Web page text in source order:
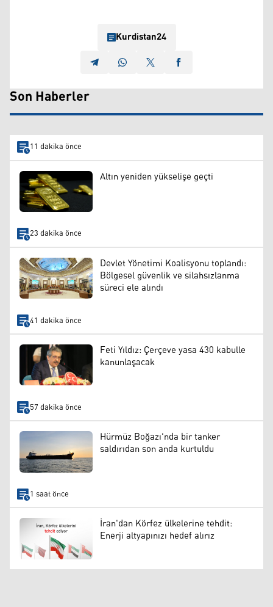
Kurdistan24
Son Haberler
11 dakika önce
Altın yeniden yükselişe geçti
23 dakika önce
Devlet Yönetimi Koalisyonu toplandı:
Bölgesel güvenlik ve silahsızlanma
süreci ele alındı
41 dakika önce
Feti Yıldız: Çerçeve yasa 430 kabulle
kanunlaşacak
57 dakika önce
Hürmüz Boğazı'nda bir tanker
saldırıdan son anda kurtuldu
1 saat önce
İran'dan Körfez ülkelerine tehdit:
Enerji altyapınızı hedef alırız